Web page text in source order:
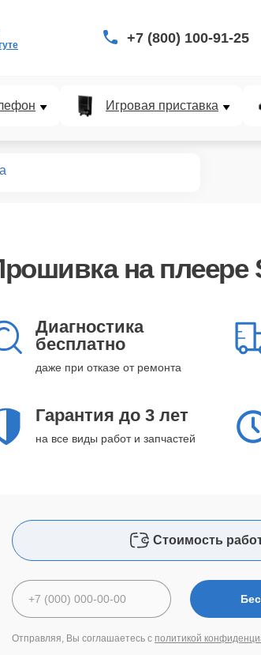
+7 (800) 100-91-25
Игровая приставка
на плеере
Диагностика
бесплатно
даже при отказе от ремонта
Гарантия до 3 лет
на все виды работ и запчастей
Стоимость
Отправляя, Вы соглашаетесь с политикой